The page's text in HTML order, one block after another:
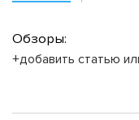
Обзоры:
+добавить статью